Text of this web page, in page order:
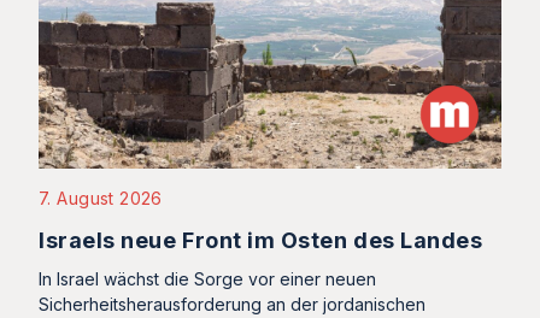
7. August 2026
Israels neue Front im Osten des Landes
In Israel wächst die Sorge vor einer neuen
Sicherheitsherausforderung an der jordanischen